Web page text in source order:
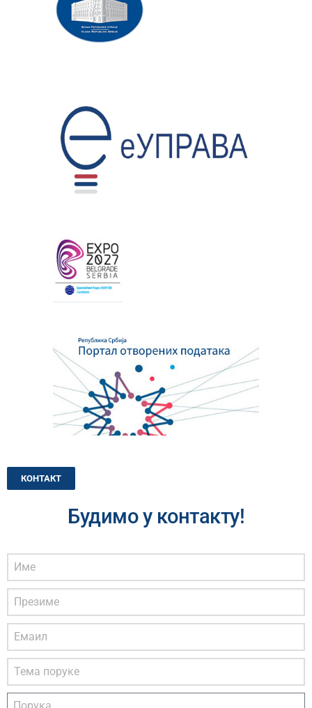
КОНТАКТ
Будимо у контакту!